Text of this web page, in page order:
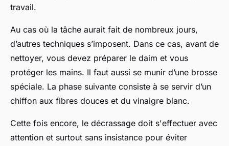
travail.
Au cas où la tâche aurait fait de nombreux jours,
d’autres techniques s’imposent. Dans ce cas, avant de
nettoyer, vous devez préparer le daim et vous
protéger les mains. Il faut aussi se munir d’une brosse
spéciale. La phase suivante consiste à se servir d’un
chiffon aux fibres douces et du vinaigre blanc.
Cette fois encore, le décrassage doit s'effectuer avec
attention et surtout sans insistance pour éviter